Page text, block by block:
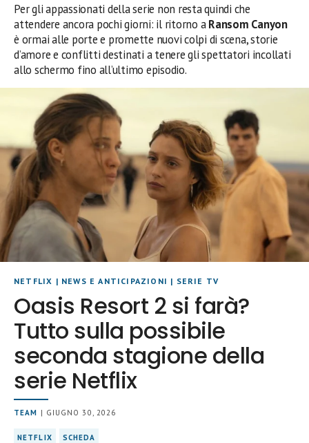
Per gli appassionati della serie non resta quindi che
attendere ancora pochi giorni: il ritorno aRansom Canyon
è ormai alle porte e promette nuovi colpi di scena, storie
d’amore e conflitti destinati a tenere gli spettatori incollati
allo schermo fino all’ultimo episodio.
NETFLIX | NEWS E ANTICIPAZIONI | SERIE TV
Oasis Resort 2 si farà?
Tutto sulla possibile
seconda stagione della
serie Netflix
TEAM | GIUGNO 30, 2026
NETFLIX SCHEDA